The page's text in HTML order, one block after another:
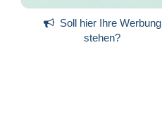
Soll hier Ihre Werbung
stehen?